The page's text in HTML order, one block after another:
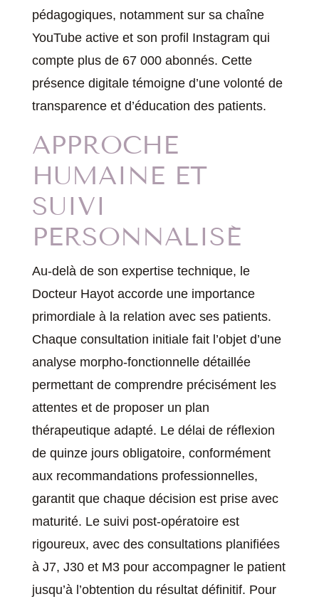
pédagogiques, notamment sur sa chaîne
YouTube active et son profil Instagram qui
compte plus de 67 000 abonnés. Cette
présence digitale témoigne d’une volonté de
transparence et d’éducation des patients.
APPROCHE
HUMAINE ET
SUIVI
PERSONNALISÉ
Au-delà de son expertise technique, le
Docteur Hayot accorde une importance
primordiale à la relation avec ses patients.
Chaque consultation initiale fait l’objet d’une
analyse morpho-fonctionnelle détaillée
permettant de comprendre précisément les
attentes et de proposer un plan
thérapeutique adapté. Le délai de réflexion
de quinze jours obligatoire, conformément
aux recommandations professionnelles,
garantit que chaque décision est prise avec
maturité. Le suivi post-opératoire est
rigoureux, avec des consultations planifiées
à J7, J30 et M3 pour accompagner le patient
jusqu’à l’obtention du résultat définitif. Pour